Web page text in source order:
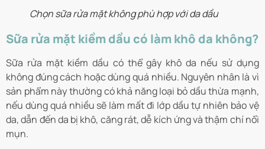
Chọn sữa rửa mặt không phù hợp với da dầu
Sữa rửa mặt kiềm dầu có làm khô da không?
Sữa rửa mặt kiềm dầu có thể gây khô da nếu sử dụng
không đúng cách hoặc dùng quá nhiều. Nguyên nhân là vì
sản phẩm này thường có khả năng loại bỏ dầu thừa mạnh,
nếu dùng quá nhiều sẽ làm mất đi lớp dầu tự nhiên bảo vệ
da, dẫn đến da bị khô, căng rát, dễ kích ứng và thậm chí nổi
mụn.